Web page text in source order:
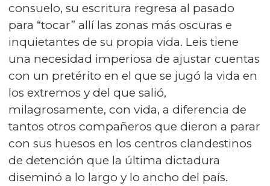
consuelo, su escritura regresa al pasado
para “tocar” allí las zonas más oscuras e
inquietantes de su propia vida. Leis tiene
una necesidad imperiosa de ajustar cuentas
con un pretérito en el que se jugó la vida en
los extremos y del que salió,
milagrosamente, con vida, a diferencia de
tantos otros compañeros que dieron a parar
con sus huesos en los centros clandestinos
de detención que la última dictadura
diseminó a lo largo y lo ancho del país.